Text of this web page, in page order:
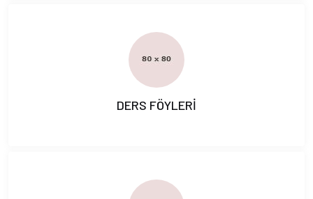
DERS FÖYLERİ